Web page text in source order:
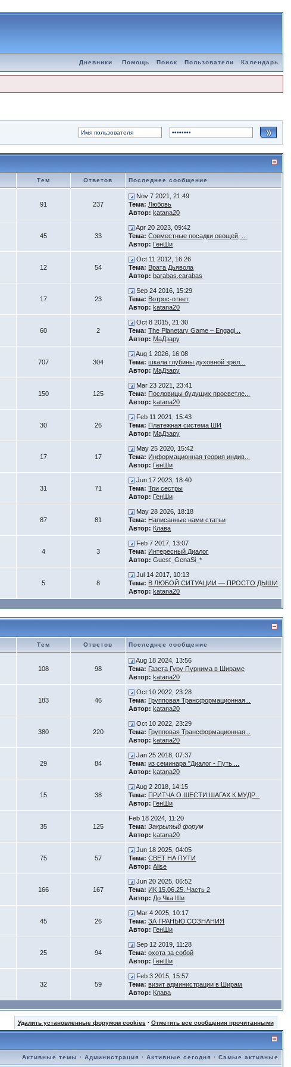
Дневники Помощь Поиск Пользователи Календарь
Тем Ответов Последнее сообщение
91 237
Nov 7 2021, 21:49
Тема: Любовь
Автор: katana20
45 33
Apr 20 2023, 09:42
Тема: Совместные посадки овощей, ...
Автор: ГенШи
12 54
Oct 11 2012, 16:26
Тема: Врата Дьявола
Автор: barabas.carabas
17 23
Sep 24 2016, 15:29
Тема: Вотрос-ответ
Автор: katana20
60 2
Oct 8 2015, 21:30
Тема: The Planetary Game – Engagi...
Автор: МаДзару
707 304
Aug 1 2026, 16:08
Тема: шкала глубины духовной зрел...
Автор: МаДзару
150 125
Mar 23 2021, 23:41
Тема: Пословицы будущих просветле...
Автор: katana20
30 26
Feb 11 2021, 15:43
Тема: Платежная система ШИ
Автор: МаДзару
17 17
May 25 2020, 15:42
Тема: Информационная теория индив...
Автор: ГенШи
31 71
Jun 17 2023, 18:40
Тема: Три сестры
Автор: ГенШи
87 81
May 28 2026, 18:18
Тема: Написанные нами статьи
Автор: Клава
4 3
Feb 7 2017, 13:07
Тема: Интересный Диалог
Автор: Guest_GenaSi_*
5 8
Jul 14 2017, 10:13
Тема: В ЛЮБОЙ СИТУАЦИИ — ПРОСТО ДЫШИ
Автор: katana20
Тем Ответов Последнее сообщение
108 98
Aug 18 2024, 13:56
Тема: Газета Гуру Пурнима в Шираме
Автор: katana20
183 46
Oct 10 2022, 23:28
Тема: Групповая Трансформационная...
Автор: katana20
380 220
Oct 10 2022, 23:29
Тема: Групповая Трансформационная...
Автор: katana20
29 84
Jan 25 2018, 07:37
Тема: из семинара "Диалог - Путь ...
Автор: katana20
15 38
Aug 2 2018, 14:15
Тема: ПРИТЧА О ШЕСТИ ШАГАХ К МУДР...
Автор: ГенШи
35 125
Feb 18 2024, 11:20
Тема: Закрытый форум
Автор: katana20
75 57
Jun 18 2025, 04:05
Тема: СВЕТ НА ПУТИ
Автор: Alise
166 167
Jun 20 2025, 06:52
Тема: ИК 15.06.25. Часть 2
Автор: До Чка Ши
45 26
Mar 4 2025, 10:17
Тема: ЗА ГРАНЬЮ СОЗНАНИЯ
Автор: ГенШи
25 94
Sep 12 2019, 11:28
Тема: охота за собой
Автор: ГенШи
32 59
Feb 3 2015, 15:57
Тема: визит администрации в Ширам
Автор: Клава
Удалить установленные форумом cookies · Отметить все сообщения прочитанными
Активные темы ·Администрация ·Активные сегодня ·Самые активные